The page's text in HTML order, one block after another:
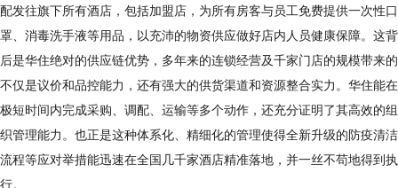
配发往旗下所有酒店，包括加盟店，为所有房客与员工免费提供一次性口
罩、消毒洗手液等用品，以充沛的物资供应做好店内人员健康保障。这背
后是华住绝对的供应链优势，多年来的连锁经营及千家门店的规模带来的
不仅是议价和品控能力，还有强大的供货渠道和资源整合实力。华住能在
极短时间内完成采购、调配、运输等多个动作，还充分证明了其高效的组
织管理能力。也正是这种体系化、精细化的管理使得全新升级的防疫清洁
流程等应对举措能迅速在全国几千家酒店精准落地，并一丝不苟地得到执
行。